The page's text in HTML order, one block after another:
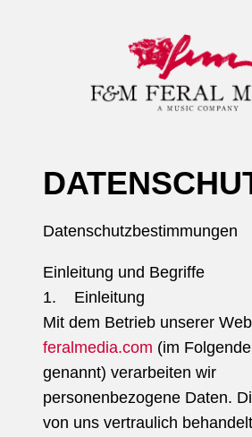
Datenschutzbestimmungen
Einleitung und Begriffe
1. Einleitung
Mit dem Betrieb unserer
feralmedia.com (im
genannt) verarbeiten wir
personenbezogene Daten.
von uns vertraulich